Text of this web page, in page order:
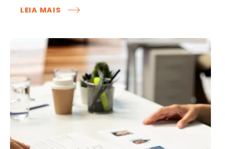
LEIA MAIS
CONHEÇA
NOVA
FUNCIONALIDADE
DO
GROUP
PESSOAS:
PLATAFORMA
RECRUTAMENTO
E